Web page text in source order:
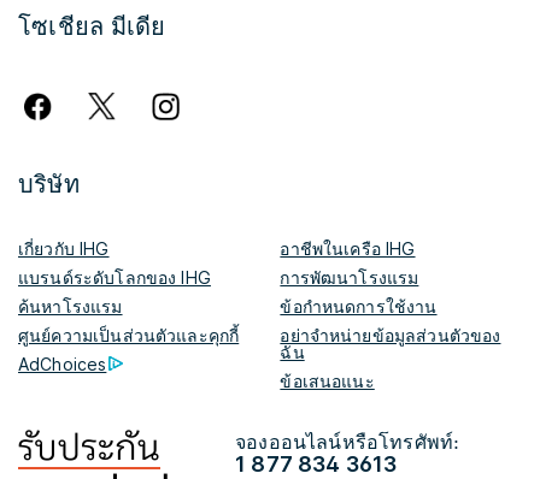
โซเชียล มีเดีย
บริษัท
เกี่ยวกับ IHG
อาชีพในเครือ IHG
แบรนด์ระดับโลกของ IHG
การพัฒนาโรงแรม
ค้นหาโรงแรม
ข้อกำหนดการใช้งาน
ศูนย์ความเป็นส่วนตัวและคุกกี้
อย่าจำหน่ายข้อมูลส่วนตัวของ
ฉัน
AdChoices
ข้อเสนอแนะ
จองออนไลน์หรือโทรศัพท์:
1 877 834 3613